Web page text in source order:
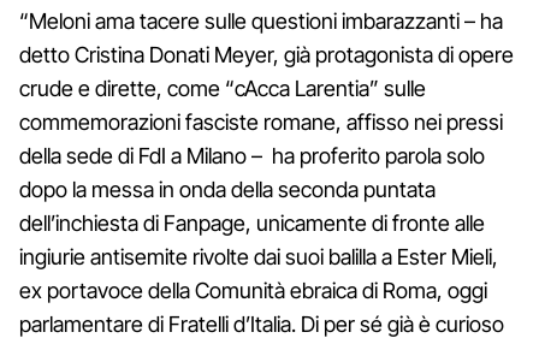
“Meloni ama tacere sulle questioni imbarazzanti – ha
detto Cristina Donati Meyer, già protagonista di opere
crude e dirette, come “cAcca Larentia” sulle
commemorazioni fasciste romane, affisso nei pressi
della sede di FdI a Milano – ha proferito parola solo
dopo la messa in onda della seconda puntata
dell’inchiesta di Fanpage, unicamente di fronte alle
ingiurie antisemite rivolte dai suoi balilla a Ester Mieli,
ex portavoce della Comunità ebraica di Roma, oggi
parlamentare di Fratelli d’Italia. Di per sé già è curioso